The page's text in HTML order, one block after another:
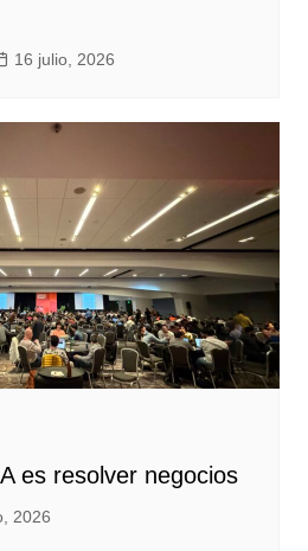
16 julio, 2026
es resolver negocios
2026